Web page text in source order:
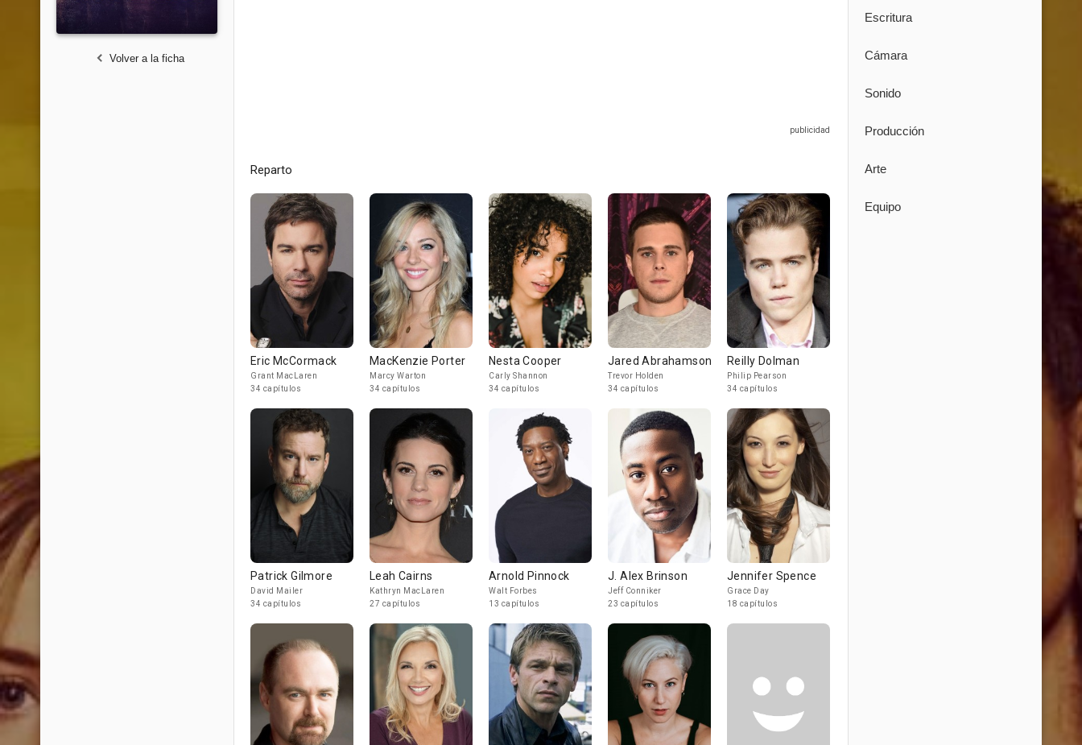
Volver a la ficha
Reparto
Eric McCormack
Grant MacLaren
34 capítulos
MacKenzie Porter
Marcy Warton
34 capítulos
Nesta Cooper
Carly Shannon
34 capítulos
Jared Abrahamson
Trevor Holden
34 capítulos
Reilly Dolman
Philip Pearson
34 capítulos
Patrick Gilmore
David Mailer
34 capítulos
Leah Cairns
Kathryn MacLaren
27 capítulos
Arnold Pinnock
Walt Forbes
13 capítulos
J. Alex Brinson
Jeff Conniker
23 capítulos
Jennifer Spence
Grace Day
18 capítulos
Escritura
Cámara
Sonido
Producción
Arte
Equipo